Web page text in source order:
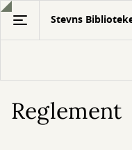
Gå
hovedindhold
Stevns
Reglement